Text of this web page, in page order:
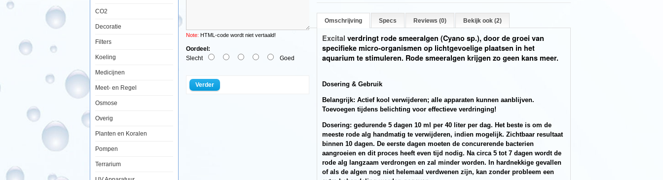
CO2
Decoratie
Filters
Koeling
Medicijnen
Meet- en Regel
Osmose
Overig
Planten en Koralen
Pompen
Terrarium
Excitalverdringt
rode
smeeralgen
(Cyano
door
de
Note: HTML-code wordt niet vertaald!
Oordeel:
Slecht
Goed
Verder
Omschrijving Specs Reviews (0) Bekijk ook (2)
Excital verdringt rode smeeralgen (Cyano sp.), door de groei van
specifieke micro-organismen op lichtgevoelige plaatsen in het
aquarium te stimuleren. Rode smeeralgen krijgen zo geen kans meer.
Dosering & Gebruik
Belangrijk: Actief kool verwijderen; alle apparaten kunnen aanblijven.
Toevoegen tijdens belichting voor effectieve verdringing!
Dosering: gedurende 5 dagen 10 ml per 40 liter per dag. Het beste is om de
meeste rode alg handmatig te verwijderen, indien mogelijk. Zichtbaar resultaat
binnen 10 dagen. De eerste dagen moeten de concurerende bacterien
aangroeien en dit proces heeft even tijd nodig. Na circa 5 tot 7 dagen wordt de
rode alg langzaam verdrongen en zal minder worden. In hardnekkige gevallen
of als de algen nog niet helemaal verdwenen zijn, kan zonder probleem een